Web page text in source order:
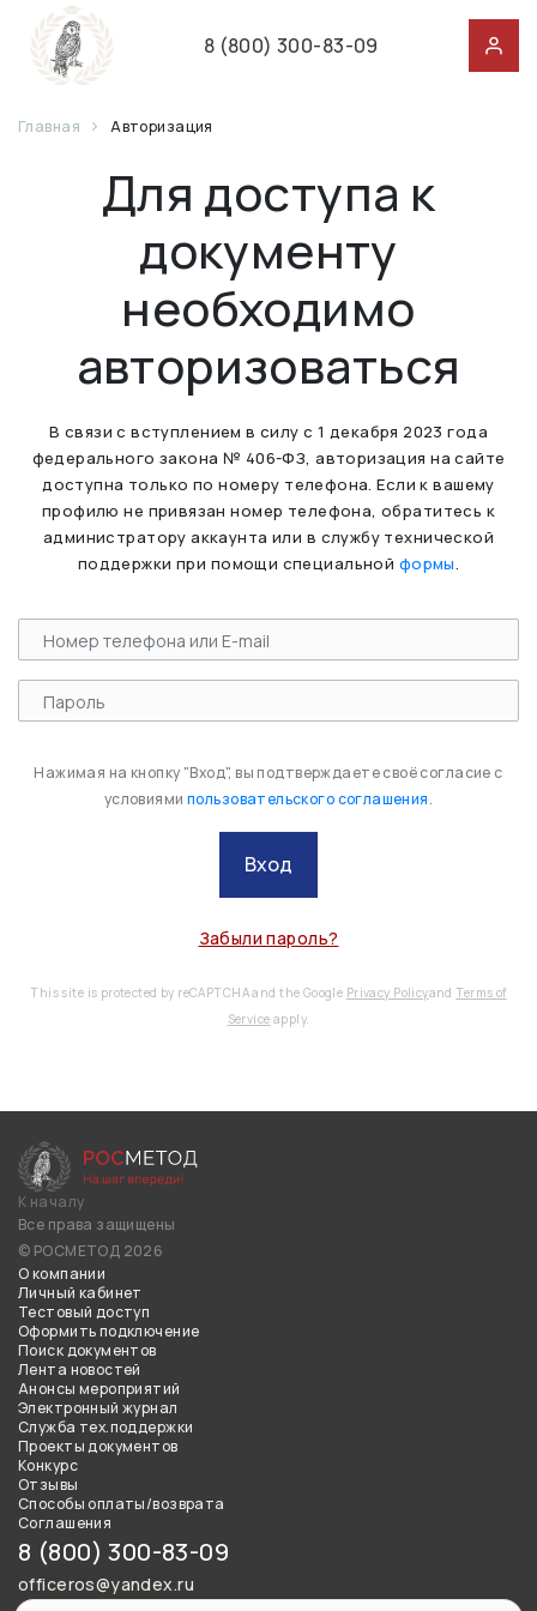
8 (800) 300-83-09
Главная Авторизация
Для доступа к
документу
необходимо
авторизоваться
В связи с вступлением в силу с 1 декабря 2023 года
федерального закона № 406-ФЗ, авторизация на сайте
доступна только по номеру телефона. Если к вашему
профилю не привязан номер телефона, обратитесь к
администратору аккаунта или в службу технической
поддержки при помощи специальной формы.
Нажимая на кнопку "Вход", вы подтверждаете своё согласие с
условиями пользовательского соглашения.
Вход
Забыли пароль?
This site is protected by reCAPTCHA and the Google Privacy PolicyandTerms of
Service apply.
К началу
Все права защищены
© РОСМЕТОД 2026
О компании
Личный кабинет
Тестовый доступ
Оформить подключение
Поиск документов
Лента новостей
Анонсы мероприятий
Электронный журнал
Служба тех.поддержки
Проекты документов
Конкурс
Отзывы
Способы оплаты/возврата
Соглашения
8 (800) 300-83-09
officeros@yandex.ru